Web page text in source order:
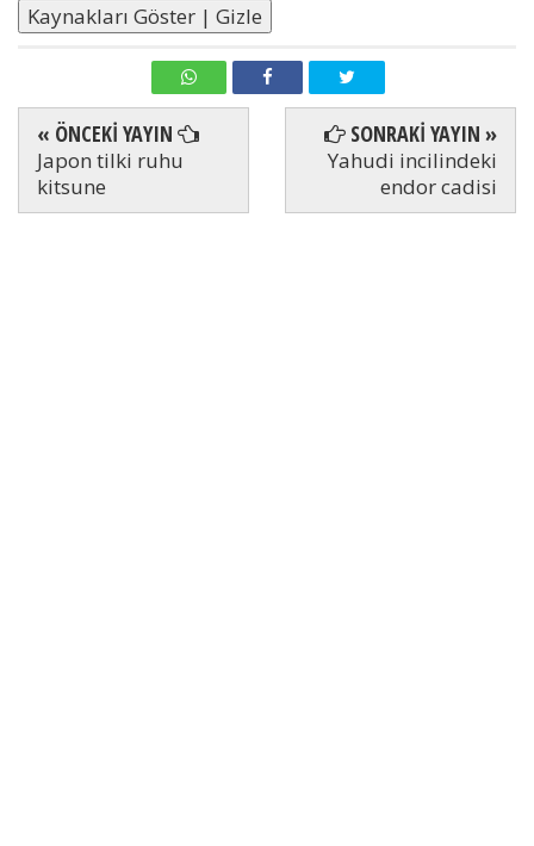
Kaynakları Göster | Gizle
« ÖNCEKİ YAYIN
Japon tilki ruhu
kitsune
SONRAKİ YAYIN »
Yahudi incilindeki
endor cadisi